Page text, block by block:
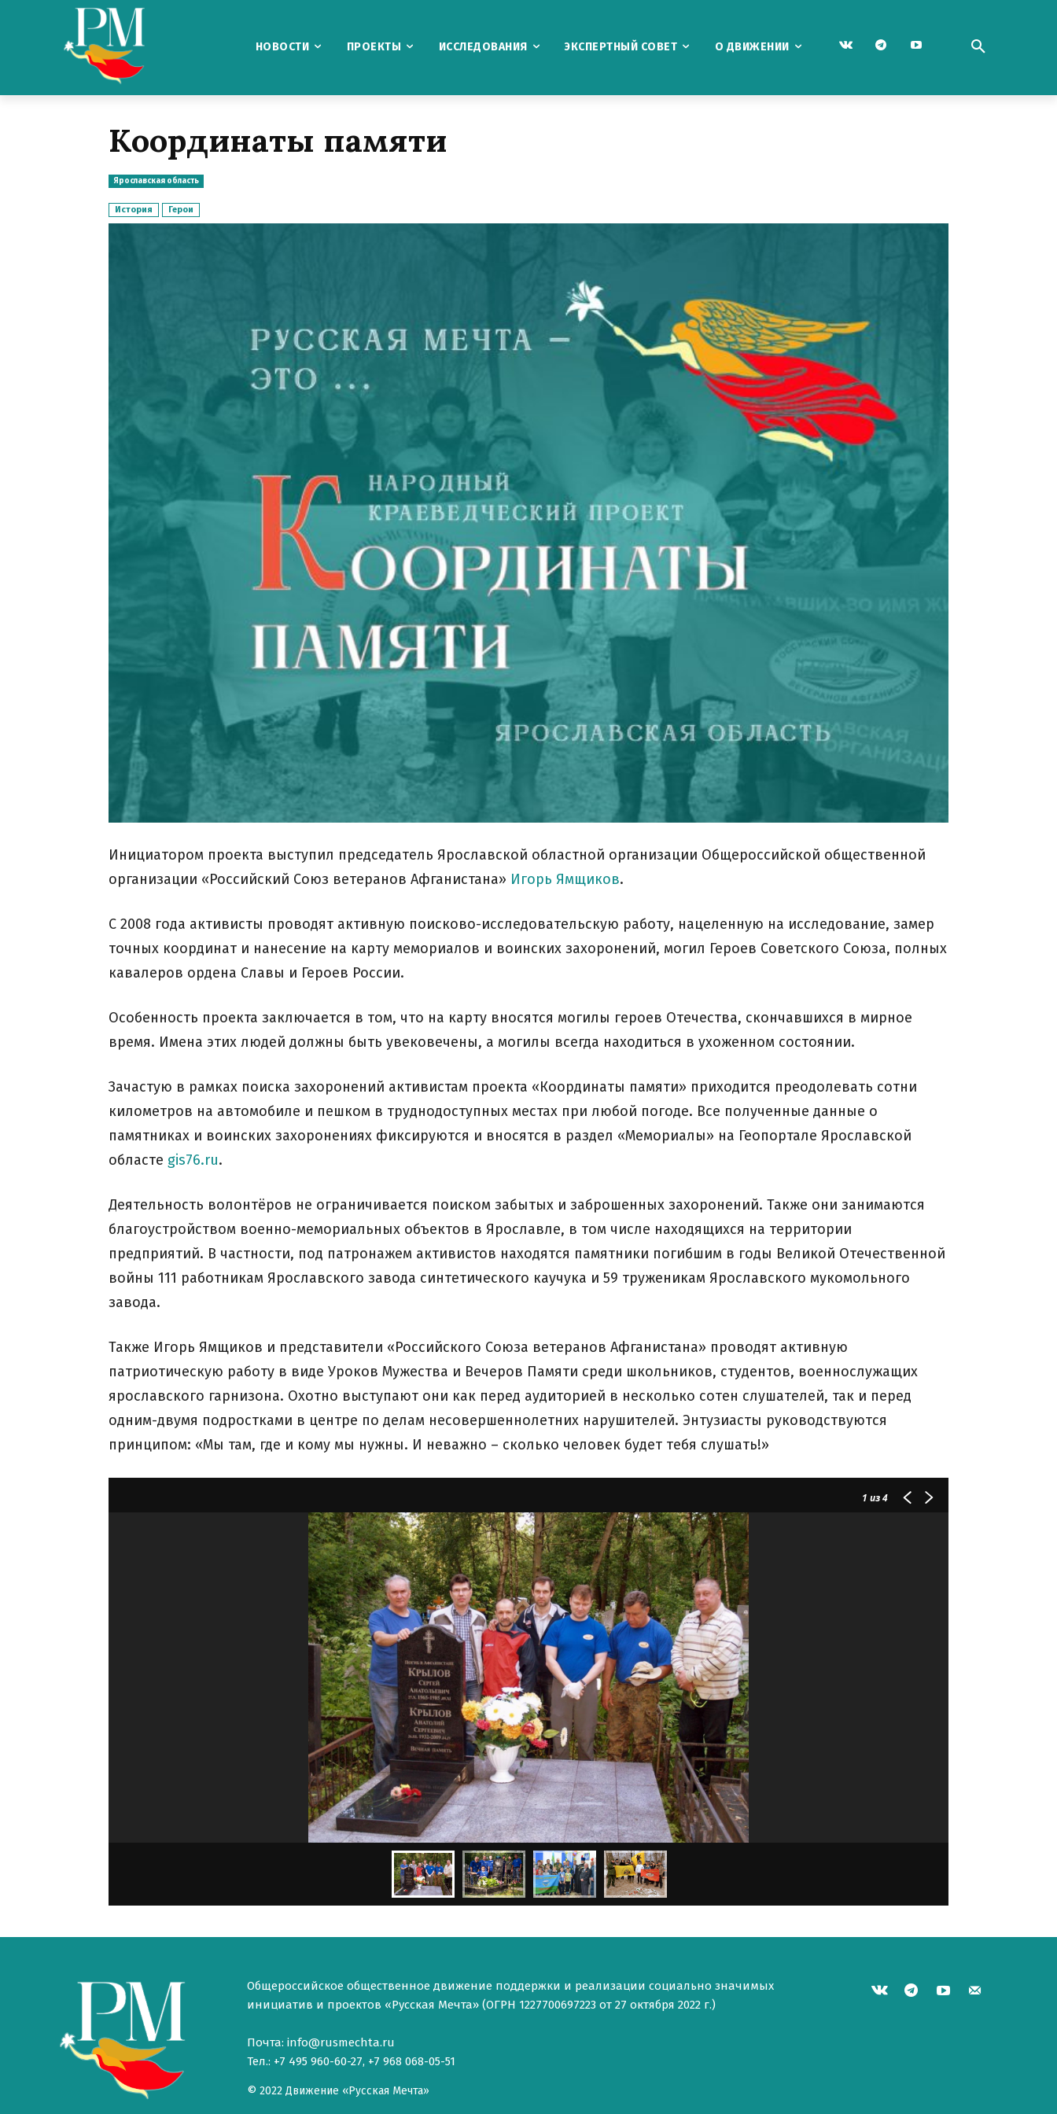
НОВОСТИ ПРОЕКТЫ ИССЛЕДОВАНИЯ ЭКСПЕРТНЫЙ СОВЕТ О ДВИЖЕНИИ
Координаты памяти
Ярославская область
История Герои
Инициатором проекта выступил председатель Ярославской областной организации Общероссийской общественной
организации «Российский Союз ветеранов Афганистана» Игорь Ямщиков.
С 2008 года активисты проводят активную поисково-исследовательскую работу, нацеленную на исследование, замер
точных координат и нанесение на карту мемориалов и воинских захоронений, могил Героев Советского Союза, полных
кавалеров ордена Славы и Героев России.
Особенность проекта заключается в том, что на карту вносятся могилы героев Отечества, скончавшихся в мирное
время. Имена этих людей должны быть увековечены, а могилы всегда находиться в ухоженном состоянии.
Зачастую в рамках поиска захоронений активистам проекта «Координаты памяти» приходится преодолевать сотни
километров на автомобиле и пешком в труднодоступных местах при любой погоде. Все полученные данные о
памятниках и воинских захоронениях фиксируются и вносятся в раздел «Мемориалы» на Геопортале Ярославской
областе gis76.ru.
Деятельность волонтёров не ограничивается поиском забытых и заброшенных захоронений. Также они занимаются
благоустройством военно-мемориальных объектов в Ярославле, в том числе находящихся на территории
предприятий. В частности, под патронажем активистов находятся памятники погибшим в годы Великой Отечественной
войны 111 работникам Ярославского завода синтетического каучука и 59 труженикам Ярославского мукомольного
завода.
Также Игорь Ямщиков и представители «Российского Союза ветеранов Афганистана» проводят активную
патриотическую работу в виде Уроков Мужества и Вечеров Памяти среди школьников, студентов, военнослужащих
ярославского гарнизона. Охотно выступают они как перед аудиторией в несколько сотен слушателей, так и перед
одним-двумя подростками в центре по делам несовершеннолетних нарушителей. Энтузиасты руководствуются
принципом: «Мы там, где и кому мы нужны. И неважно – сколько человек будет тебя слушать!»
1 из 4
Общероссийское общественное движение поддержки и реализации социально значимых
инициатив и проектов «Русская Мечта» (ОГРН 1227700697223 от 27 октября 2022 г.)
Почта: info@rusmechta.ru
Тел.: +7 495 960-60-27, +7 968 068-05-51
© 2022 Движение «Русская Мечта»